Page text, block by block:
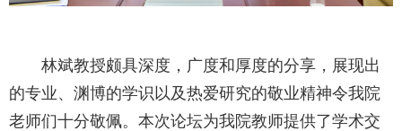
林斌教授颇具深度，广度和厚度的分享，展现出
的专业、渊博的学识以及热爱研究的敬业精神令我院
老师们十分敬佩。本次论坛为我院教师提供了学术交